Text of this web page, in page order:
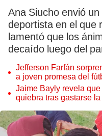
Ana Siucho envió
deportista en el que
lamentó que los
decaído luego del
Jefferson Farfán
a joven promesa del
Jaime Bayly revela
quiebra tras gastarse